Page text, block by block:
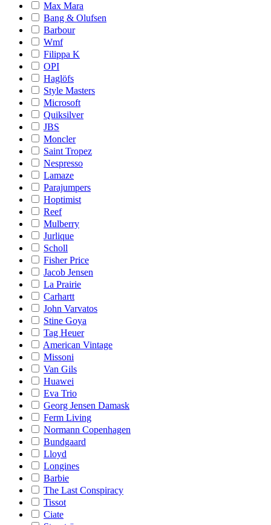
Max Mara
Bang & Olufsen
Barbour
Wmf
Filippa K
OPI
Haglöfs
Style Masters
Microsoft
Quiksilver
JBS
Moncler
Saint Tropez
Nespresso
Lamaze
Parajumpers
Hoptimist
Reef
Mulberry
Jurlique
Scholl
Fisher Price
Jacob Jensen
La Prairie
Carhartt
John Varvatos
Stine Goya
Tag Heuer
American Vintage
Missoni
Van Gils
Huawei
Eva Trio
Georg Jensen Damask
Ferm Living
Normann Copenhagen
Bundgaard
Lloyd
Longines
Barbie
The Last Conspiracy
Tissot
Ciate